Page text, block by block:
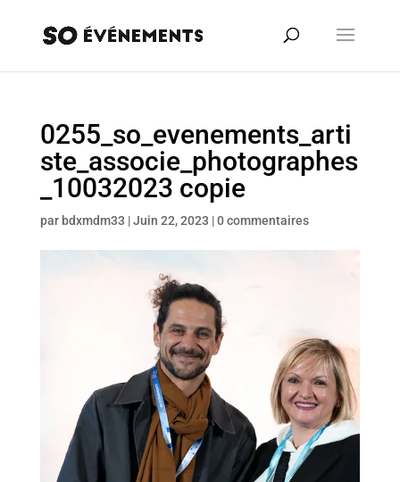
0255_so_evenements_arti
ste_associe_photographes
_10032023 copie
par bdxmdm33 |Juin 22, 2023 |0 commentaires